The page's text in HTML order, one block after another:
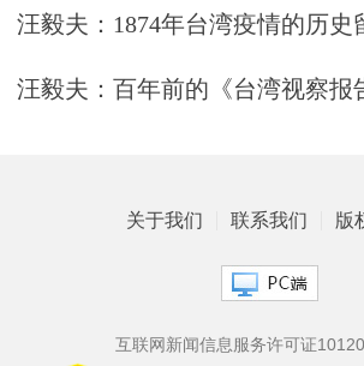
汪毅夫：1874年台湾疫情的历史
汪毅夫：百年前的《台湾视察报
关于我们 联系我们 版
互联网新闻信息服务许可证